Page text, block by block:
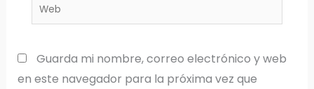
Web
Guarda mi nombre, correo electrónico y web
en este navegador para la próxima vez que